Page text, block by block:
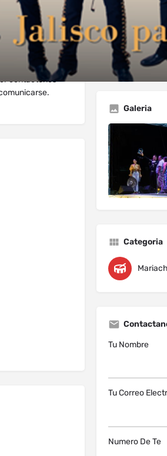
Deja Resena
contáctenos
Open
Galeria
Categoria
Tu Nombre
Tu Correo
Numero De Te